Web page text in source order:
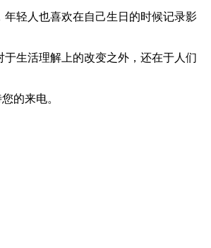
轻人也喜欢在自己生日的时候记录影
生活理解上的改变之外，还在于人们
的来电。